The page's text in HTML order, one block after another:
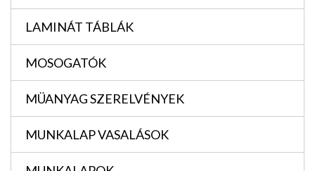
LAMINÁT TÁBLÁK
MOSOGATÓK
MÜANYAG SZERELVÉNYEK
MUNKALAP VASALÁSOK